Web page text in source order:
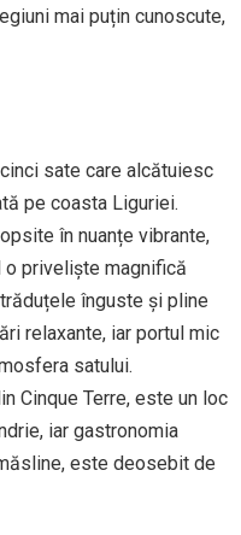
mai puțin cunoscute,
sate care alcătuiesc
pe coasta Liguriei.
în nuanțe vibrante,
o priveliște magnifică
înguste și pline
relaxante, iar portul mic
satului.
Cinque Terre, este un loc
iar gastronomia
este deosebit de